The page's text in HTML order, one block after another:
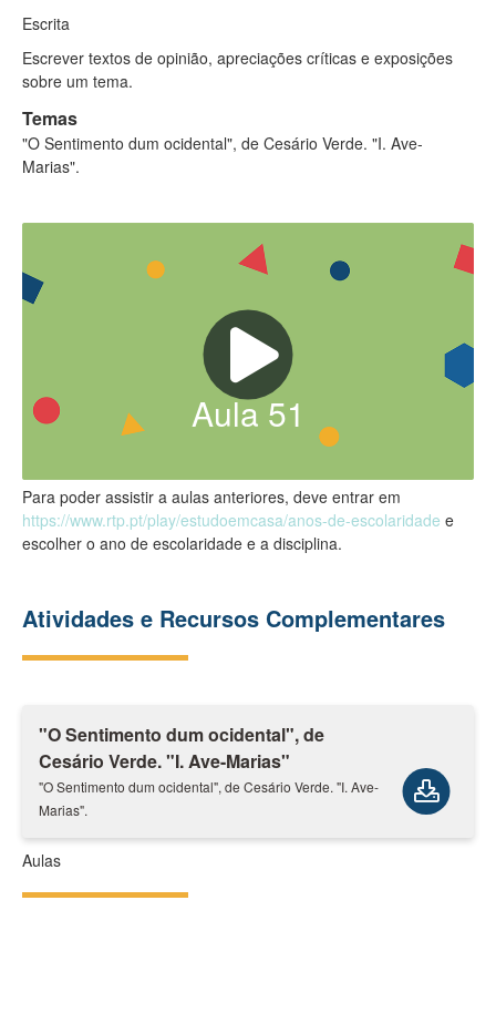
Escrita
Escrever textos de opinião, apreciações críticas e exposições
sobre um tema.
Temas
"O Sentimento dum ocidental", de Cesário Verde. "I. Ave-
Marias".
Aula51
Para poder assistir a aulas anteriores, deve entrar em
https://www.rtp.pt/play/estudoemcasa/anos-de-escolaridade e
escolher o ano de escolaridade e a disciplina.
Atividades e Recursos Complementares
"O Sentimento dum ocidental", de
Cesário Verde. "I. Ave-Marias"
"O Sentimento dum ocidental", de Cesário Verde. "I. Ave-
Marias".
Aulas